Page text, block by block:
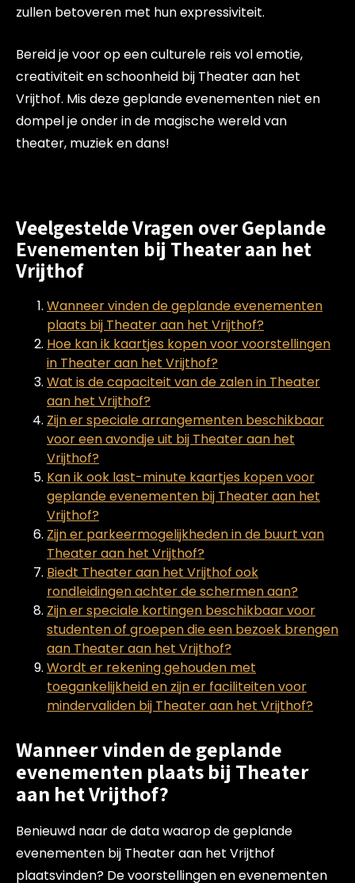
zullen betoveren met hun expressiviteit.
Bereid je voor op een culturele reis vol emotie,
creativiteit en schoonheid bij Theater aan het
Vrijthof. Mis deze geplande evenementen niet en
dompel je onder in de magische wereld van
theater, muziek en dans!
Veelgestelde Vragen over Geplande
Evenementen bij Theater aan het
Vrijthof
Wanneer vinden de geplande evenementen
plaats bij Theater aan het Vrijthof?
Hoe kan ik kaartjes kopen voor voorstellingen
in Theater aan het Vrijthof?
Wat is de capaciteit van de zalen in Theater
aan het Vrijthof?
Zijn er speciale arrangementen beschikbaar
voor een avondje uit bij Theater aan het
Vrijthof?
Kan ik ook last-minute kaartjes kopen voor
geplande evenementen bij Theater aan het
Vrijthof?
Zijn er parkeermogelijkheden in de buurt van
Theater aan het Vrijthof?
Biedt Theater aan het Vrijthof ook
rondleidingen achter de schermen aan?
Zijn er speciale kortingen beschikbaar voor
studenten of groepen die een bezoek brengen
aan Theater aan het Vrijthof?
Wordt er rekening gehouden met
toegankelijkheid en zijn er faciliteiten voor
mindervaliden bij Theater aan het Vrijthof?
Wanneer vinden de geplande
evenementen plaats bij Theater
aan het Vrijthof?
Benieuwd naar de data waarop de geplande
evenementen bij Theater aan het Vrijthof
plaatsvinden? De voorstellingen en evenementen